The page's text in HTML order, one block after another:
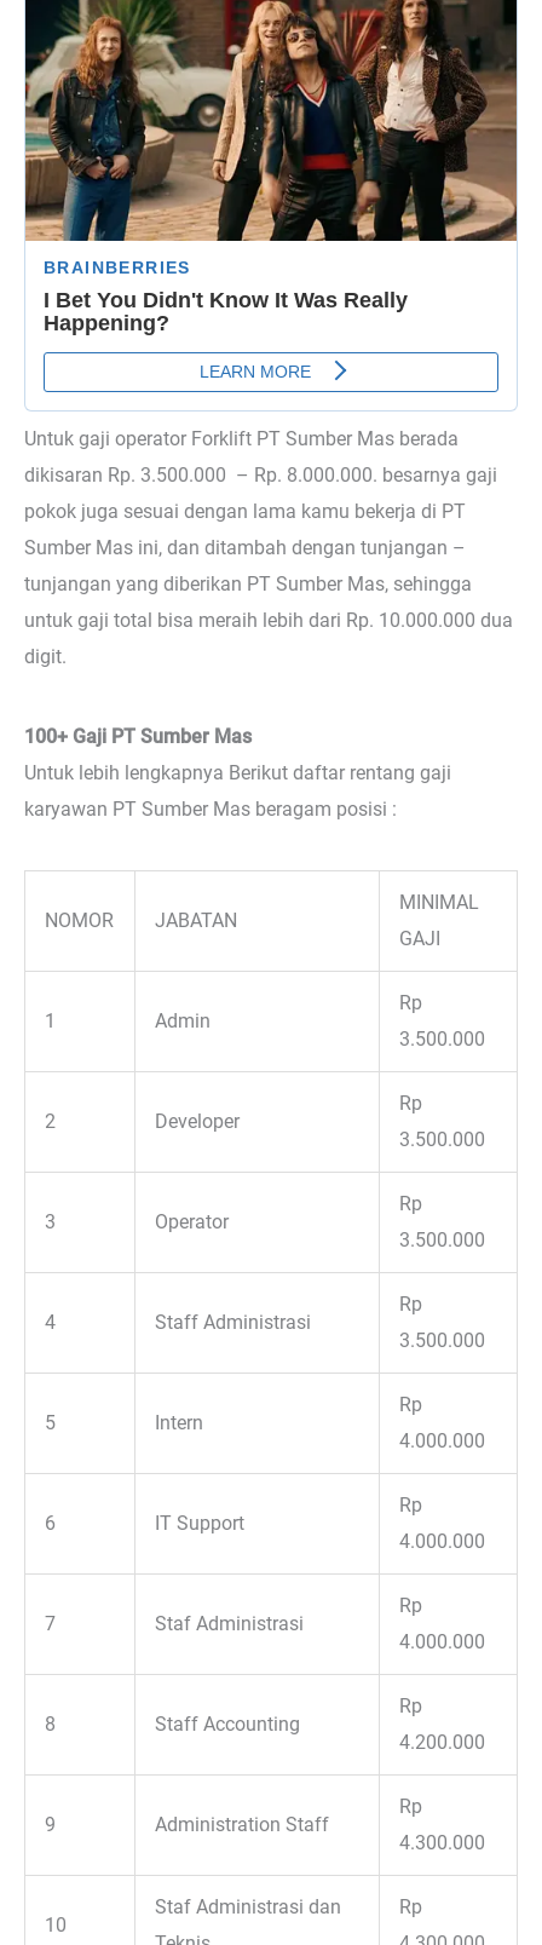
Untuk gaji operator Forklift PT Sumber Mas berada
dikisaran Rp. 3.500.000 – Rp. 8.000.000. besarnya gaji
pokok juga sesuai dengan lama kamu bekerja di PT
Sumber Mas ini, dan ditambah dengan tunjangan –
tunjangan yang diberikan PT Sumber Mas, sehingga
untuk gaji total bisa meraih lebih dari Rp. 10.000.000 dua
digit.
100+ Gaji PT Sumber Mas
Untuk lebih lengkapnya Berikut daftar rentang gaji
karyawan PT Sumber Mas beragam posisi :
NOMOR JABATAN
MINIMAL
GAJI
1 Admin
Rp
3.500.000
2 Developer
Rp
3.500.000
3 Operator
Rp
3.500.000
4 Staff Administrasi
Rp
3.500.000
5 Intern
Rp
4.000.000
6 IT Support
Rp
4.000.000
7 Staf Administrasi
Rp
4.000.000
8 Staff Accounting
Rp
4.200.000
9 Administration Staff
Rp
4.300.000
10
Staf Administrasi dan
Rp